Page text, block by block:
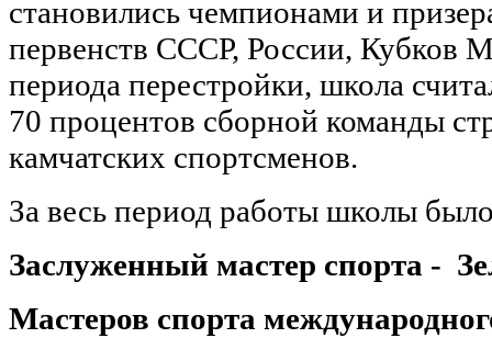
становились чемпионами и
первенств СССР, России, Кубков
периода перестройки, школа
70 процентов сборной команды
камчатских спортсменов.
За весь период работы школы
Заслуженный мастер спорта -
Мастеров спорта